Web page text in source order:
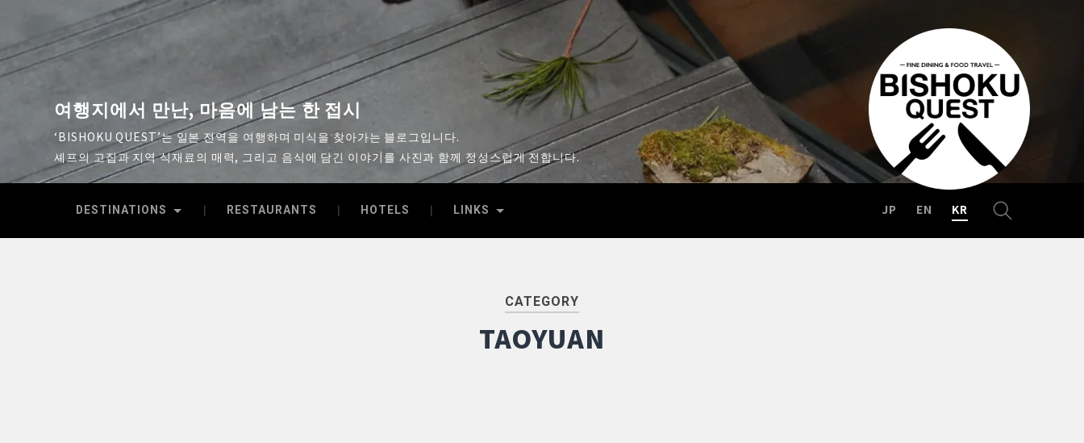
여행지에서 만난, 마음에 남는 한 접시
‘BISHOKU QUEST’는 일본 전역을 여행하며 미식을 찾아가는 블로그입니다.
셰프의 고집과 지역 식재료의 매력, 그리고 음식에 담긴 이야기를 사진과 함께 정성스럽게 전합니다.
DESTINATIONS RESTAURANTS HOTELS LINKS EN
JP KR
CATEGORY
TAOYUAN